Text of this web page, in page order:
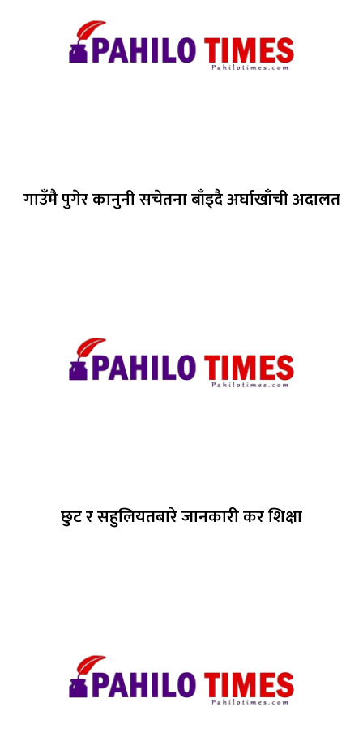
गाउँमै पुगेर कानुनी सचेतना बाँड्दै अर्घाखाँची अदालत
छुट र सहुलियतबारे जानकारी कर शिक्षा